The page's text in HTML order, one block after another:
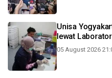
Unisa
lewat
05 August 2026